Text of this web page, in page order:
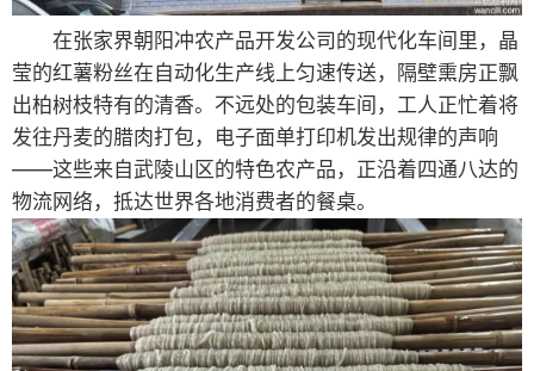
在张家界朝阳冲农产品开发公司的现代化车间里，晶
莹的红薯粉丝在自动化生产线上匀速传送，隔壁熏房正飘
出柏树枝特有的清香。不远处的包装车间，工人正忙着将
发往丹麦的腊肉打包，电子面单打印机发出规律的声响
——这些来自武陵山区的特色农产品，正沿着四通八达的
物流网络，抵达世界各地消费者的餐桌。